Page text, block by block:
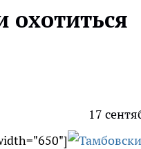
охотиться
17